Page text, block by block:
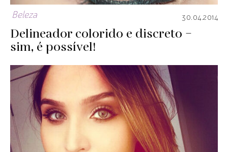
Beleza 30.04.2014
Delineador colorido e discreto –
sim, é possível!